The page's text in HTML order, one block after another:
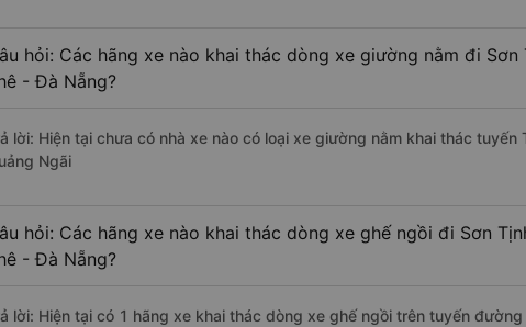
hỏi: Các hãng xe nào khai thác dòng xe giường nằm đi
- Đà Nẵng?
lời: Hiện tại chưa có nhà xe nào có loại xe giường nằm khai thác tuyến
Ngãi
hỏi: Các hãng xe nào khai thác dòng xe ghế ngồi đi Sơn
- Đà Nẵng?
lời: Hiện tại có 1 hãng xe khai thác dòng xe ghế ngồi trên tuyến